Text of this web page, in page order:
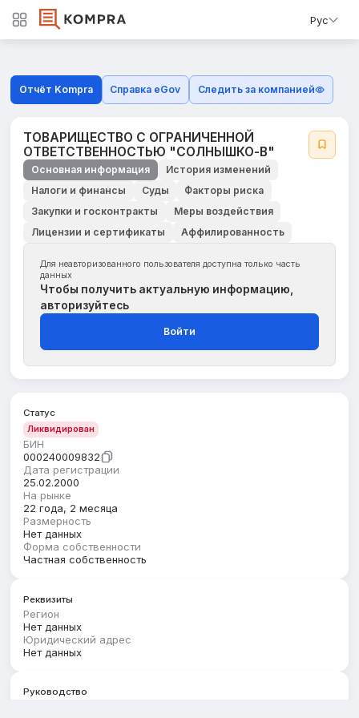
Рус
Отчёт Kompra Справка eGov Следить за компанией
ТОВАРИЩЕСТВО С ОГРАНИЧЕННОЙ
ОТВЕТСТВЕННОСТЬЮ "СОЛНЫШКО-В"
Основная информация
История изменений
Налоги и финансы
Суды
Факторы риска
Закупки и госконтракты
Меры воздействия
Лицензии и сертификаты
Аффилированность
Для неавторизованного пользователя доступна только часть
данных
Чтобы получить актуальную информацию,
авторизуйтесь
Войти
Статус
Ликвидирован
БИН
000240009832
Дата регистрации
25.02.2000
На рынке
22 года, 2 месяца
Размерность
Нет данных
Форма собственности
Частная собственность
Реквизиты
Регион
Нет данных
Юридический адрес
Нет данных
Руководство